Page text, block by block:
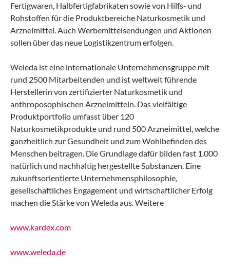
Fertigwaren, Halbfertigfabrikaten sowie von Hilfs- und
Rohstoffen für die Produktbereiche Naturkosmetik und
Arzneimittel. Auch Werbemittelsendungen und Aktionen
sollen über das neue Logistikzentrum erfolgen.
Weleda ist eine internationale Unternehmensgruppe mit
rund 2500 Mitarbeitenden und ist weltweit führende
Herstellerin von zertifizierter Naturkosmetik und
anthroposophischen Arzneimitteln. Das vielfältige
Produktportfolio umfasst über 120
Naturkosmetikprodukte und rund 500 Arzneimittel, welche
ganzheitlich zur Gesundheit und zum Wohlbefinden des
Menschen beitragen. Die Grundlage dafür bilden fast 1.000
natürlich und nachhaltig hergestellte Substanzen. Eine
zukunftsorientierte Unternehmensphilosophie,
gesellschaftliches Engagement und wirtschaftlicher Erfolg
machen die Stärke von Weleda aus. Weitere
www.kardex.com
www.weleda.de